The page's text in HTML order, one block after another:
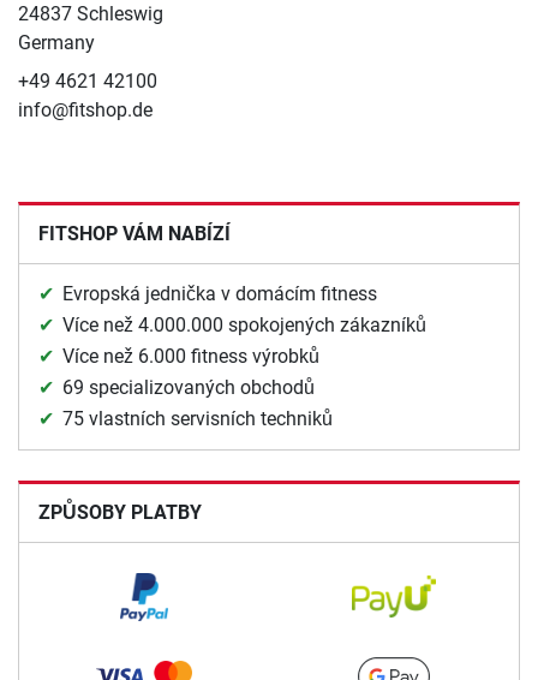
24837 Schleswig
Germany
+49 4621 42100
info@fitshop.de
FITSHOP VÁM NABÍZÍ
Evropská jednička v domácím fitness
Více než 4.000.000 spokojených zákazníků
Více než 6.000 fitness výrobků
69 specializovaných obchodů
75 vlastních servisních techniků
ZPŮSOBY PLATBY